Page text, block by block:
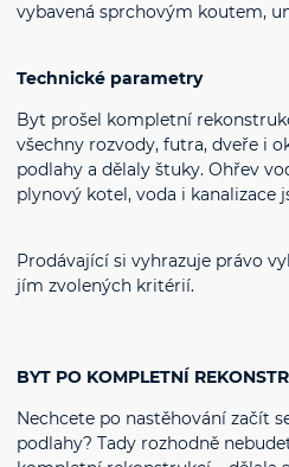
vybavená sprchovým koutem,
Technické parametry
Byt prošel kompletní
všechny rozvody, futra, dveře i
podlahy a dělaly štuky. Ohřev
plynový kotel, voda i kanalizace
Prodávající si vyhrazuje právo
jím zvolených kritérií.
BYT PO KOMPLETNÍ
Nechcete po nastěhování začít
podlahy? Tady rozhodně